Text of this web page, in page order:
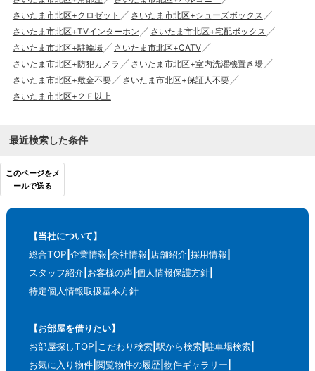
さいたま市北区+クロゼット
さいたま市北区+シューズボックス
さいたま市北区+TVインターホン
さいたま市北区+宅配ボックス
さいたま市北区+駐輪場
さいたま市北区+CATV
さいたま市北区+防犯カメラ
さいたま市北区+室内洗濯機置き場
さいたま市北区+敷金不要
さいたま市北区+保証人不要
さいたま市北区+２Ｆ以上
最近検索した条件
このページをメ
ールで送る
【当社について】
総合TOP 企業情報 会社情報 店舗紹介 採用情報
スタッフ紹介 お客様の声 個人情報保護方針
特定個人情報取扱基本方針
【お部屋を借りたい】
お部屋探しTOP こだわり検索 駅から検索 駐車場検索
お気に入り物件 閲覧物件の履歴 物件ギャラリー